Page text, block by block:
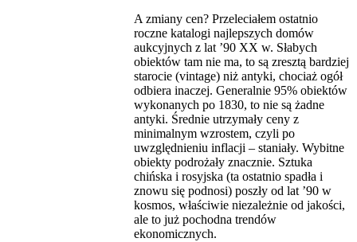
A zmiany cen? Przeleciałem ostatnio
roczne katalogi najlepszych domów
aukcyjnych z lat ’90 XX w. Słabych
obiektów tam nie ma, to są zresztą bardziej
starocie (vintage) niż antyki, chociaż ogół
odbiera inaczej. Generalnie 95% obiektów
wykonanych po 1830, to nie są żadne
antyki. Średnie utrzymały ceny z
minimalnym wzrostem, czyli po
uwzględnieniu inflacji – staniały. Wybitne
obiekty podrożały znacznie. Sztuka
chińska i rosyjska (ta ostatnio spadła i
znowu się podnosi) poszły od lat ’90 w
kosmos, właściwie niezależnie od jakości,
ale to już pochodna trendów
ekonomicznych.